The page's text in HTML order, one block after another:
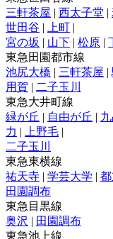
三軒茶屋 | 西太子堂 |
世田谷 | 上町 |
宮の坂 | 山下 | 松原 |
東急田園都市線
池尻大橋 | 三軒茶屋 |
用賀 | 二子玉川
東急大井町線
緑が丘 | 自由が丘 |
力 | 上野毛 |
二子玉川
東急東横線
祐天寺 | 学芸大学 |
田園調布
東急目黒線
奥沢 | 田園調布
東急池上線